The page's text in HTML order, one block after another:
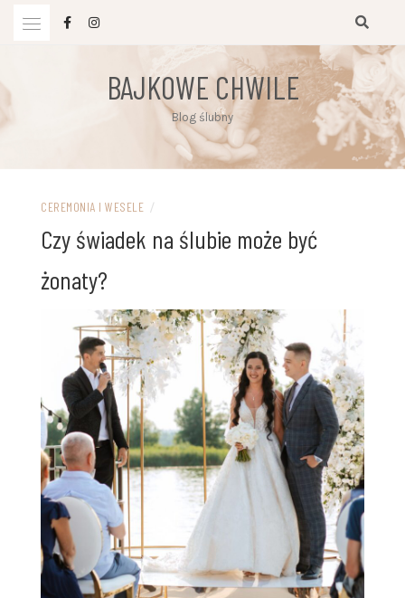
BAJKOWE CHWILE
Blog ślubny
CEREMONIA I WESELE /
Czy świadek na ślubie może być
żonaty?